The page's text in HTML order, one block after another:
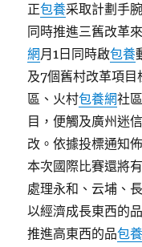
正包養采取計劃手
同時推進三舊改革
網月1日同時啟包養
及7個舊村改革項目
區、火村包養網社
目，便觸及廣州迷
改。依據投標通知
本次國際比賽還將
處理永和、云埔、
以經濟成長東西的
推進高東西的品包